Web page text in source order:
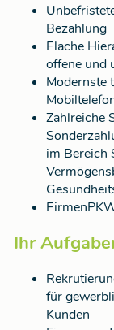
Bezahlung
Flache
offene und
Modernste
Zahlreiche
im Bereich
Ihr
für
Kunden